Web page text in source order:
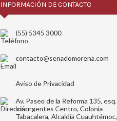
INFORMACIÓN DE CONTACTO
(55) 5345 3000
contacto@senadomorena.com
Aviso de Privacidad
Av. Paseo de la Reforma 135, esq.
Insurgentes Centro, Colonia
Tabacalera, Alcaldía Cuauhtémoc,